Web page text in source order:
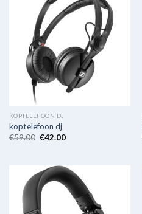
KOPTELEFOON DJ
koptelefoon dj
€59.00 €42.00